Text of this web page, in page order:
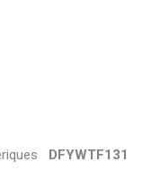
DFYWTF131